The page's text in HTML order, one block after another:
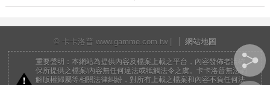
© 卡卡洛普 www.gamme.com.tw | 網站地圖
重要聲明：本網站為提供內容及檔案上載之平台，內容發佈者請確
保所提供之檔案/內容無任何違法或牴觸法令之虞。卡卡洛普無法調
解版權歸屬等相關法律糾紛，對所有上載之檔案和內容不負任何法